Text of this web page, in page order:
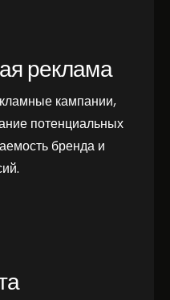
реклама
кампании,
потенциальных
бренда и